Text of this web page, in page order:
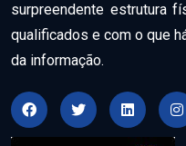
surpreendente estrutura
qualificados e com o que
da informação.